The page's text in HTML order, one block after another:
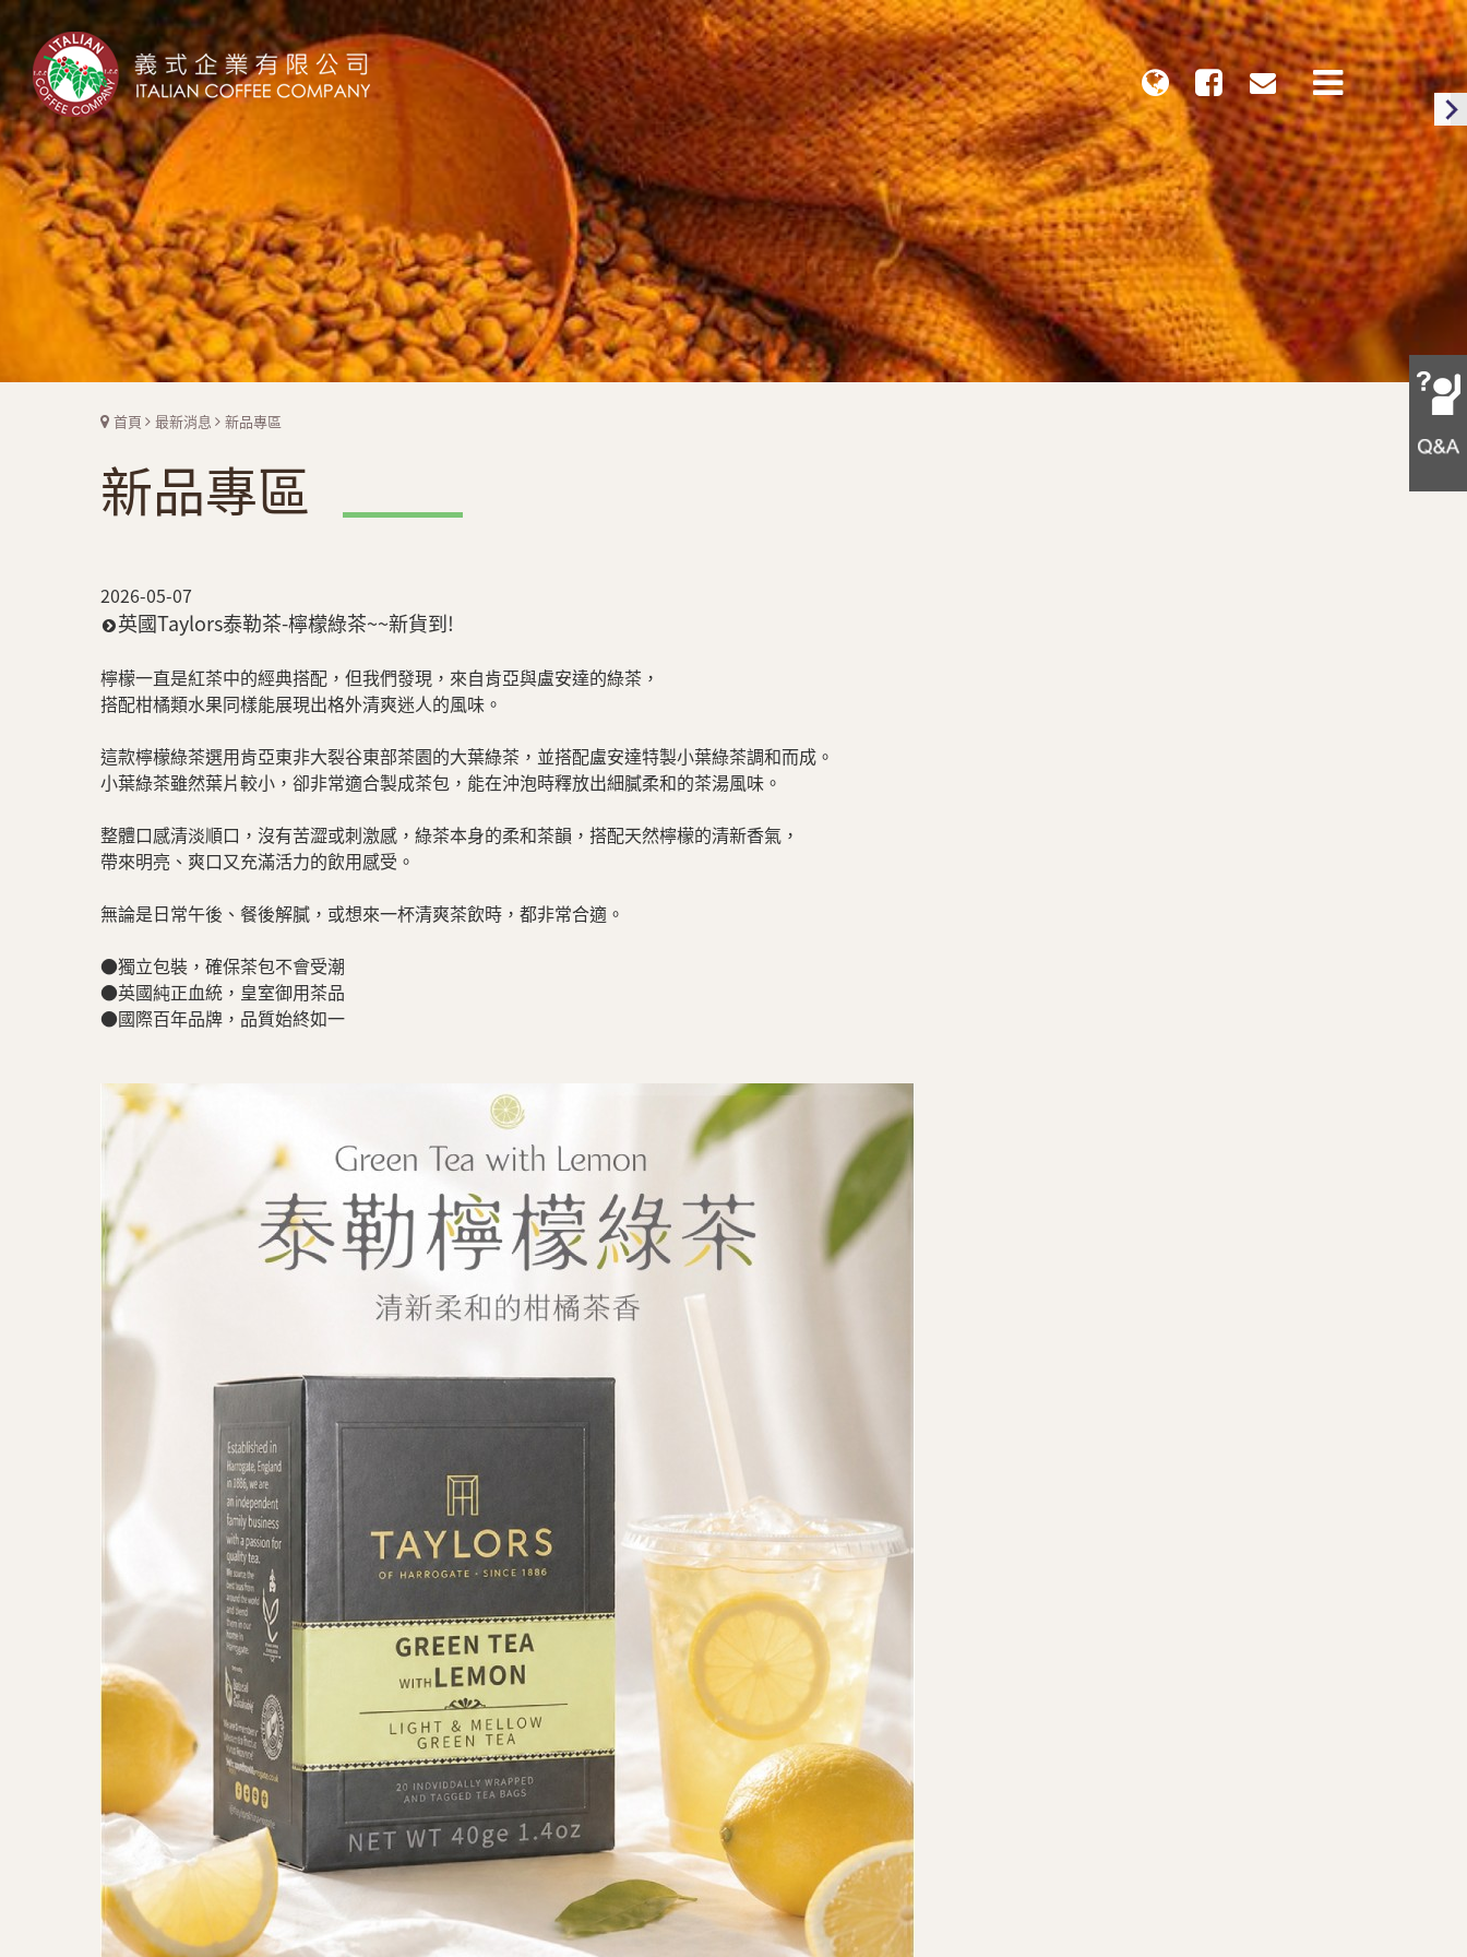
首頁 最新消息 新品專區
新品專區
2026-05-07
英國Taylors泰勒茶-檸檬綠茶~~新貨到!
檸檬一直是紅茶中的經典搭配，但我們發現，來自肯亞與盧安達的綠茶，
搭配柑橘類水果同樣能展現出格外清爽迷人的風味。
這款檸檬綠茶選用肯亞東非大裂谷東部茶園的大葉綠茶，並搭配盧安達特製小葉綠茶調和而成。
小葉綠茶雖然葉片較小，卻非常適合製成茶包，能在沖泡時釋放出細膩柔和的茶湯風味。
整體口感清淡順口，沒有苦澀或刺激感，綠茶本身的柔和茶韻，搭配天然檸檬的清新香氣，
帶來明亮、爽口又充滿活力的飲用感受。
無論是日常午後、餐後解膩，或想來一杯清爽茶飲時，都非常合適。
●獨立包裝，確保茶包不會受潮
●英國純正血統，皇室御用茶品
●國際百年品牌，品質始終如一